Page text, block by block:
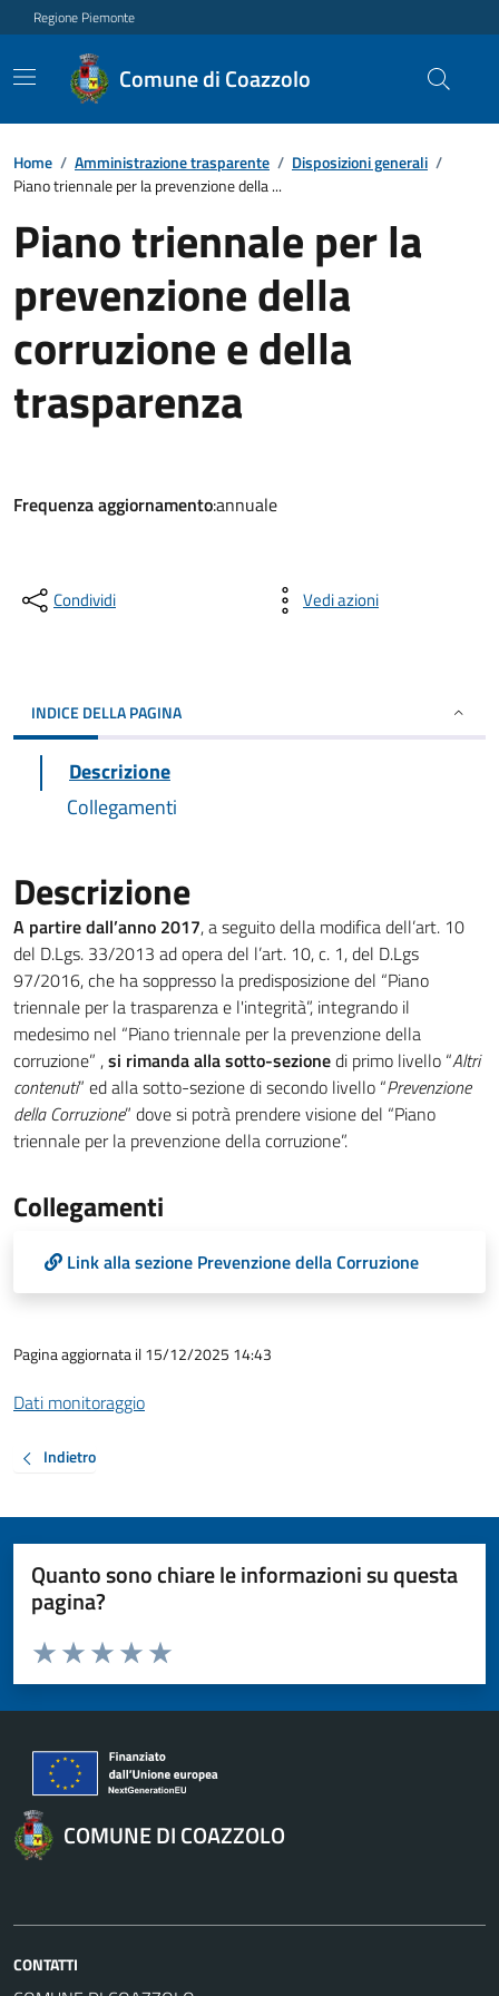
Regione Piemonte
Comune di Coazzolo
Home / Amministrazione trasparente / Disposizioni generali /
Piano triennale per la prevenzione della ...
Piano triennale per la
prevenzione della
corruzione e della
trasparenza
Frequenza aggiornamento:annuale
Condividi Vedi azioni
INDICE DELLA PAGINA
Descrizione
Collegamenti
Descrizione
A partire dall’anno 2017, a seguito della modifica dell’art. 10
del D.Lgs. 33/2013 ad opera del l’art. 10, c. 1, del D.Lgs
97/2016, che ha soppresso la predisposizione del “Piano
triennale per la trasparenza e l'integrità”, integrando il
medesimo nel “Piano triennale per la prevenzione della
corruzione” ,si rimanda alla sotto-sezionedi primo livello “Altri
contenuti” ed alla sotto-sezione di secondo livello “Prevenzione
della Corruzione” dove si potrà prendere visione del “Piano
triennale per la prevenzione della corruzione”.
Collegamenti
Link alla sezione Prevenzione della Corruzione
Pagina aggiornata il 15/12/2025 14:43
Dati monitoraggio
Indietro
Quanto sono chiare le informazioni su questa
pagina?
Valuta da 1 a 5 stelle la pagina
Valuta 5 stelle su 5
Valuta 4 stelle su 5
Valuta 3 stelle su 5
Valuta 2 stelle su 5
Valuta 1 stelle su 5
COMUNE DI COAZZOLO
CONTATTI